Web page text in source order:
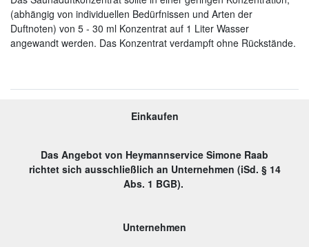
(abhängig von individuellen Bedürfnissen und Arten der
Duftnoten) von 5 - 30 ml Konzentrat auf 1 Liter Wasser
angewandt werden. Das Konzentrat verdampft ohne Rückstände.
Einkaufen
Das Angebot von Heymannservice Simone Raab
richtet sich ausschließlich an Unternehmen (iSd. § 14
Abs. 1 BGB).
Unternehmen